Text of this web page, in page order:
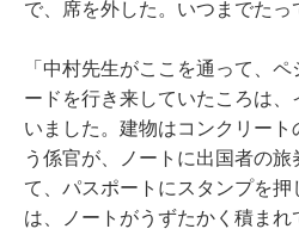
で、席を外した。いつまでたっ
「中村先生がここを通って、
ードを行き来していたころは
いました。建物はコンクリー
う係官が、ノートに出国者の
て、パスポートにスタンプを押
は、ノートがうずたかく積ま